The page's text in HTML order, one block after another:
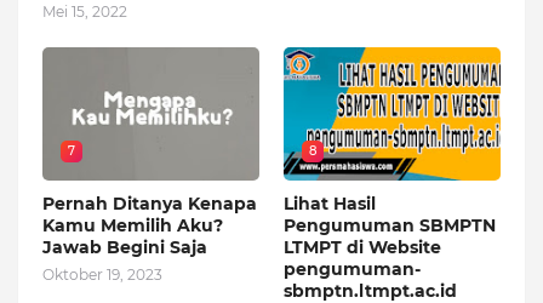
Mei 15, 2022
7
Pernah Ditanya Kenapa
Kamu Memilih Aku?
Jawab Begini Saja
Oktober 19, 2023
8
Lihat Hasil
Pengumuman SBMPTN
LTMPT di Website
pengumuman-
sbmptn.ltmpt.ac.id